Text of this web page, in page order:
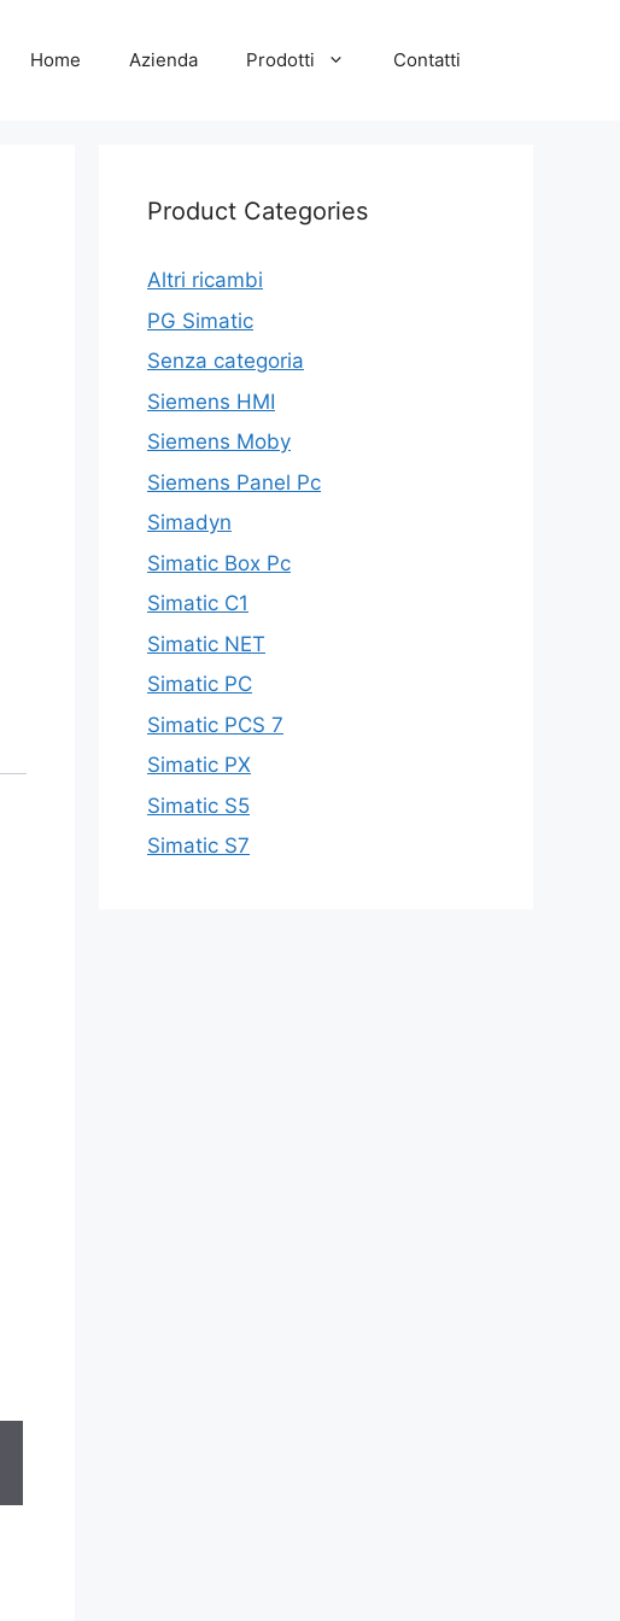
Home Azienda Prodotti Contatti
Product Categories
Altri ricambi
PG Simatic
Senza categoria
Siemens HMI
Siemens Moby
Siemens Panel Pc
Simadyn
Simatic Box Pc
Simatic C1
Simatic NET
Simatic PC
Simatic PCS 7
Simatic PX
Simatic S5
Simatic S7